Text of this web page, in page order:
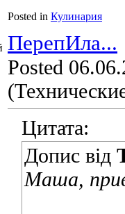
Posted in Кулинария
ПерепИла...
Posted
Цитата:
Допис від
Маша,